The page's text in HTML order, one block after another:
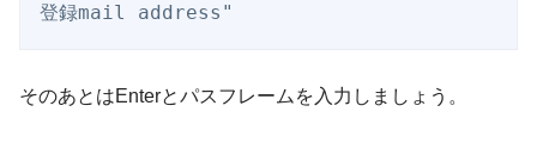
登録mail address"
そのあとはEnterとパスフレームを入力しましょう。